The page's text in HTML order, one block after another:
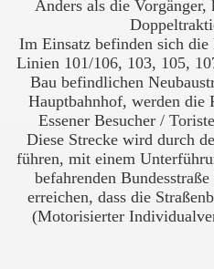
Anders als die
Im Einsatz befinden sich die
Linien 101/106, 103, 105,
Bau befindlichen
Hauptbahnhof, werden die
Essener Besucher /
Diese Strecke wird durch
führen, mit einem
befahrenden
erreichen, dass die
(Motorisierter